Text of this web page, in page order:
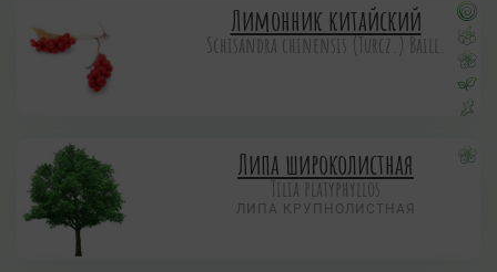
Лимонник китайский
Schisandra chinensis (Turcz.) Baill.
Липа широколистная
Tilia platyphyllos
ЛИПА КРУПНОЛИСТНАЯ